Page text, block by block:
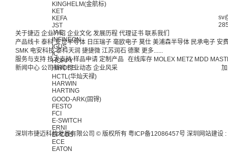
KINGHELM(金航标)
KET
KEFA
JST
JAE
INFINEON
IGUS
IC
HOPPY
HIROSE
HCTL(华灿天禄)
HARWIN
HARTING
GOOD-ARK(固锝)
FESTO
FCI
E-SWITCH
ERNI
EPCOS
ECE
EATON
关于捷迈 企业介绍 企业文化 发展历程 代理证书 联系我们
产品线卡 泰科 安世半导体 日压瑞子 毫欧电子 莫仕 美浦森半导体 民承电子 安
SMK 电安科技 泰科天润 捷捷微 江苏润石 德聚 更多......
服务与支持 技术支持 样品申请 定制产品 在线库存 MOLEX METZ MDD
新闻中心 公司新闻 行业动态 企业风采
深圳市捷迈科技发展有限公司 © 版权所有 粤ICP备12086457号 深圳网站建设 :